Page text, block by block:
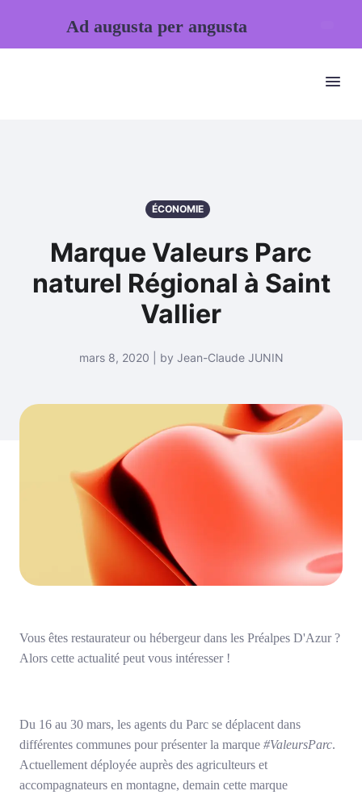
ÉCONOMIE
Marque Valeurs Parc
naturel Régional à Saint
Vallier
mars 8, 2020 | by Jean-Claude JUNIN
Vous êtes restaurateur ou hébergeur dans les Préalpes D'Azur ?
Alors cette actualité peut vous intéresser !
Du 16 au 30 mars, les agents du Parc se déplacent dans
différentes communes pour présenter la marque #ValeursParc.
Actuellement déployée auprès des agriculteurs et
accompagnateurs en montagne, demain cette marque
Ad augusta per angusta